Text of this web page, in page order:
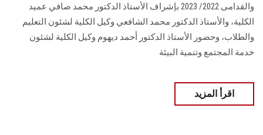
والقدامى 2022/ 2023 بإشراف الأستاذ الدكتور محمد صافي عميد
الكلية، والأستاذ الدكتور محمد الشافعي وكيل الكلية لشئون التعليم
والطلاب، وحضور الأستاذ الدكتور أحمد ديهوم وكيل الكلية لشئون
خدمة المجتمع وتنمية البيئة
اقرأ المزيد